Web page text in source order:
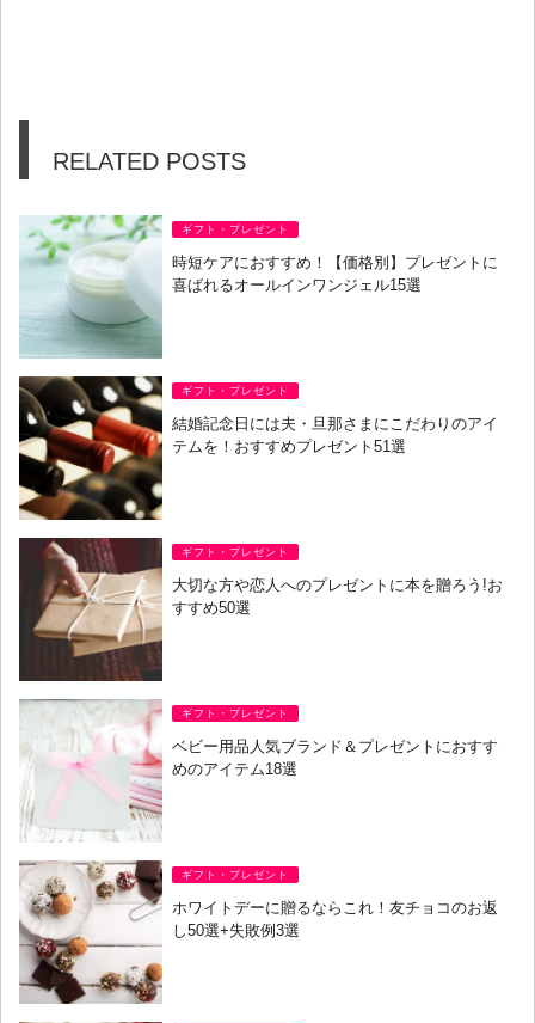
RELATED POSTS
ギフト・プレゼント
時短ケアにおすすめ！【価格別】プレゼントに
喜ばれるオールインワンジェル15選
ギフト・プレゼント
結婚記念日には夫・旦那さまにこだわりのアイ
テムを！おすすめプレゼント51選
ギフト・プレゼント
大切な方や恋人へのプレゼントに本を贈ろう!お
すすめ50選
ギフト・プレゼント
ベビー用品人気ブランド＆プレゼントにおすす
めのアイテム18選
ギフト・プレゼント
ホワイトデーに贈るならこれ！友チョコのお返
し50選+失敗例3選